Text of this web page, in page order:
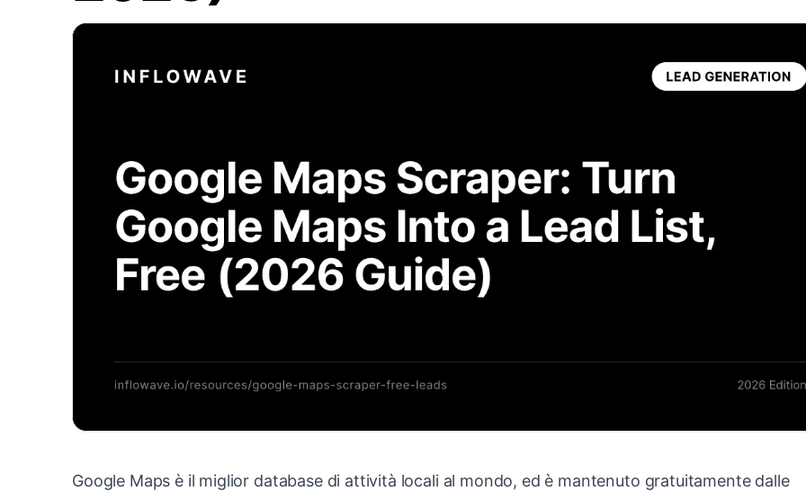
Google Maps è il miglior database di attività locali al mondo, ed è mantenuto gratuitamente dalle